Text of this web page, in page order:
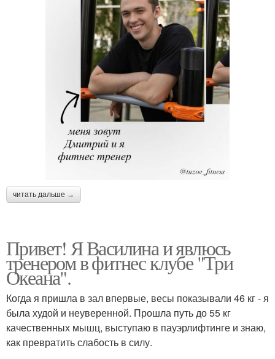
читать дальше →
Привет! Я Василина и явлюсь
тренером в фитнес клубе "Три
Океана".
Когда я пришла в зал впервые, весы показывали 46 кг - я
была худой и неуверенной. Прошла путь до 55 кг
качественных мышц, выступаю в пауэрлифтинге и знаю,
как превратить слабость в силу.